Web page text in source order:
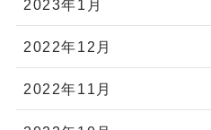
2023年1月
2022年12月
2022年11月